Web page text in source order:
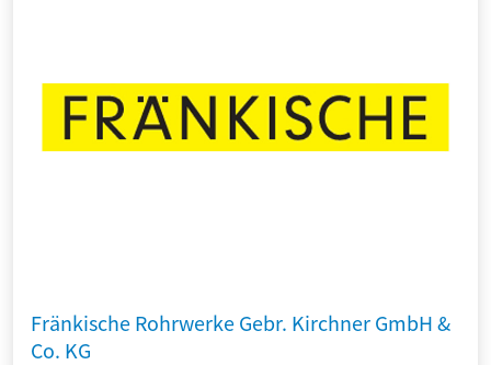
Fränkische Rohrwerke Gebr. Kirchner GmbH &
Co. KG